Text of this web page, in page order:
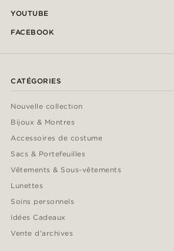
YOUTUBE
FACEBOOK
CATÉGORIES
Nouvelle collection
Bijoux & Montres
Accessoires de costume
Sacs & Portefeuilles
Vêtements & Sous-vêtements
Lunettes
Soins personnels
Idées Cadeaux
Vente d'archives